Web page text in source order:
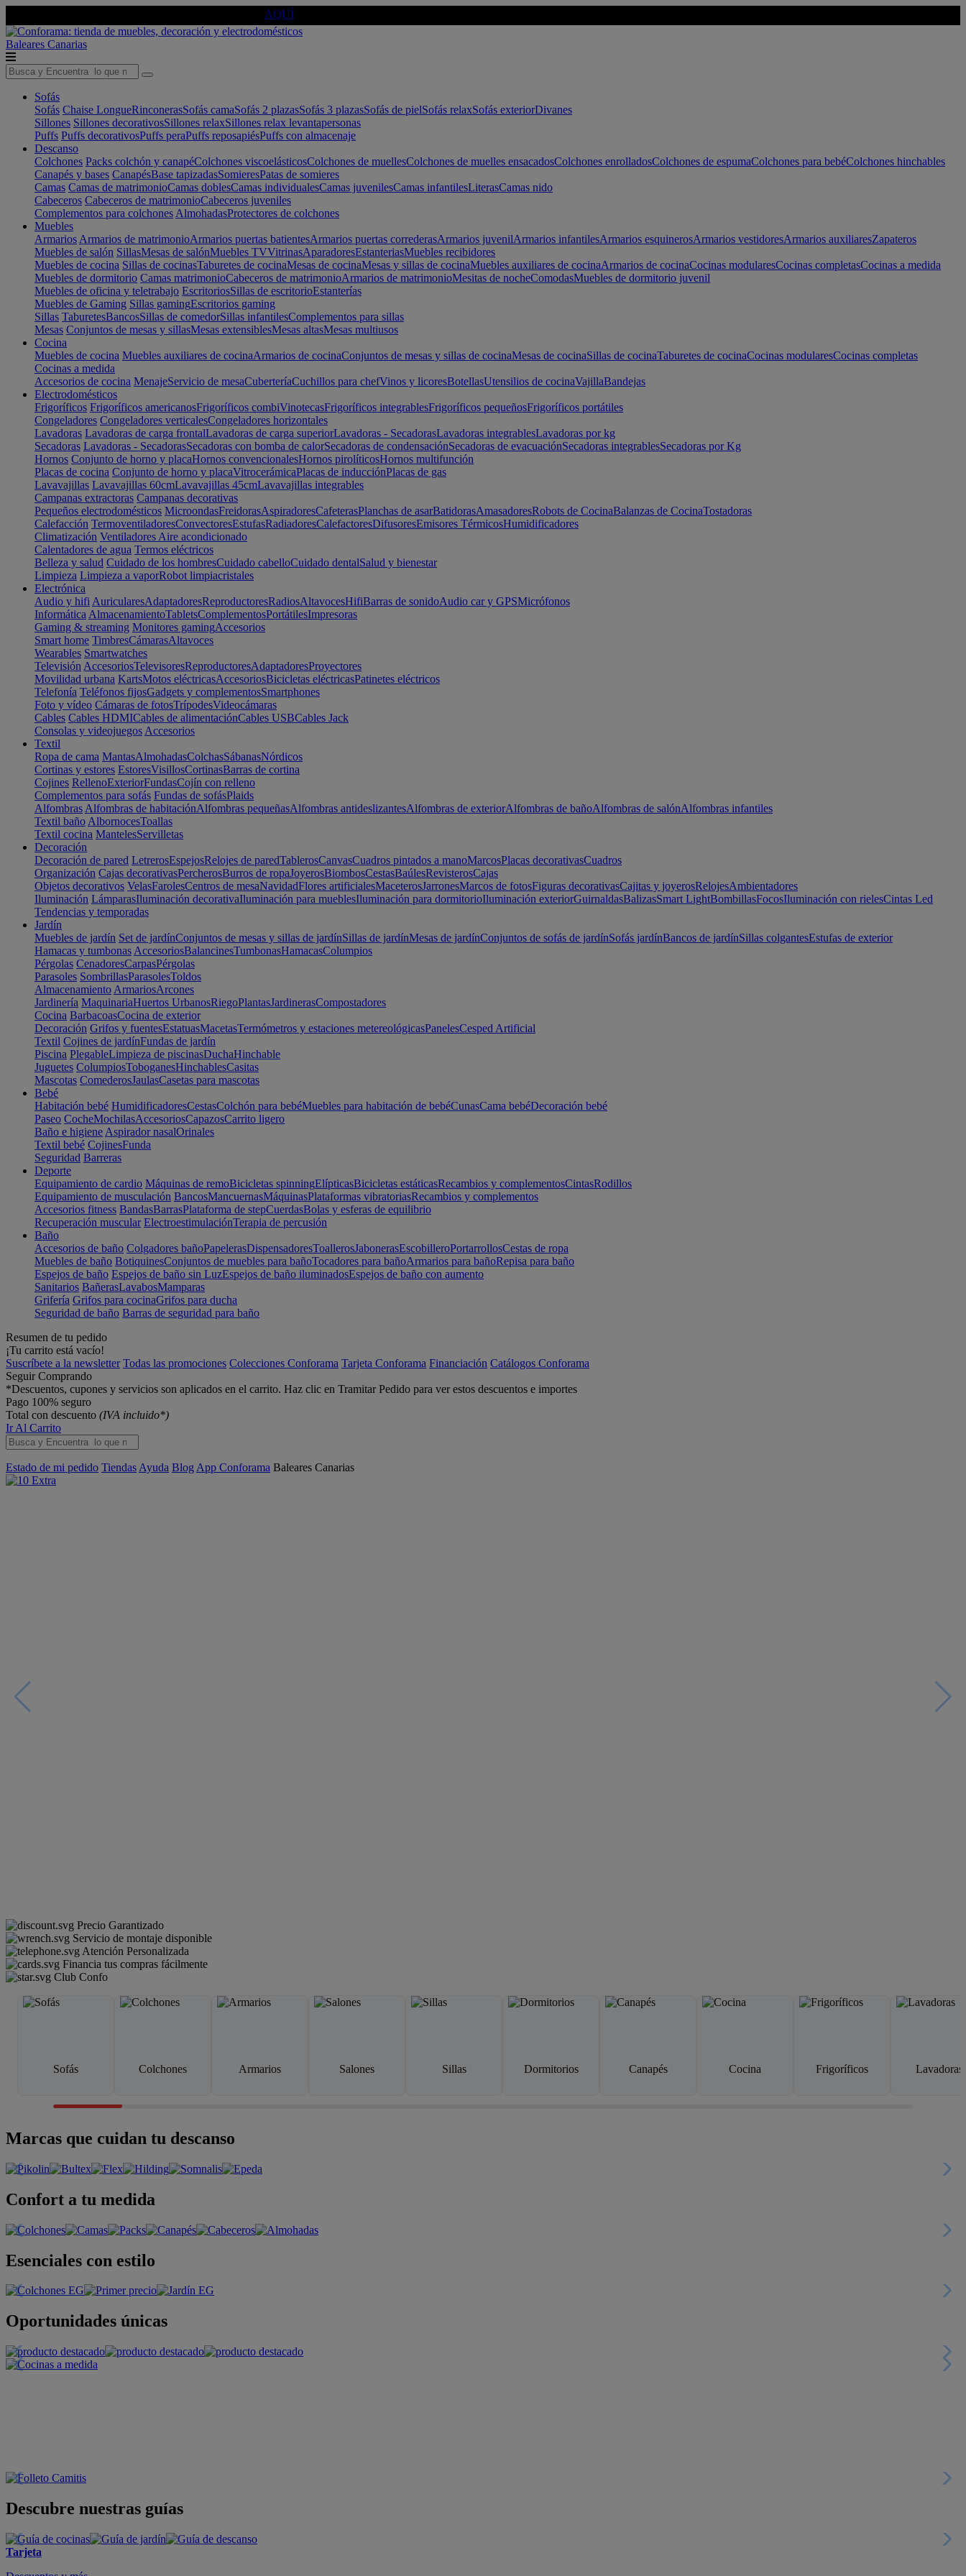
AQUÍ
Baleares Canarias
Sofás
Sofás Chaise LongueRinconerasSofás camaSofás 2 plazasSofás 3 plazasSofás de pielSofás relaxSofás exteriorDivanes
Sillones Sillones decorativosSillones relaxSillones relax levantapersonas
Puffs Puffs decorativosPuffs peraPuffs reposapiésPuffs con almacenaje
Descanso
Colchones Packs colchón y canapéColchones viscoelásticosColchones de muellesColchones de muelles ensacadosColchones enrolladosColchones de espumaColchones para bebéColchones hinchables
Canapés y bases CanapésBase tapizadasSomieresPatas de somieres
Camas Camas de matrimonioCamas doblesCamas individualesCamas juvenilesCamas infantilesLiterasCamas nido
Cabeceros Cabeceros de matrimonioCabeceros juveniles
Complementos para colchones AlmohadasProtectores de colchones
Muebles
Armarios Armarios de matrimonioArmarios puertas batientesArmarios puertas correderasArmarios juvenilArmarios infantilesArmarios esquinerosArmarios vestidoresArmarios auxiliaresZapateros
Muebles de salón SillasMesas de salónMuebles TVVitrinasAparadoresEstanteriasMuebles recibidores
Muebles de cocina Sillas de cocinasTaburetes de cocinaMesas de cocinaMesas y sillas de cocinaMuebles auxiliares de cocinaArmarios de cocinaCocinas modularesCocinas completasCocinas a medida
Muebles de dormitorio Camas matrimonioCabeceros de matrimonioArmarios de matrimonioMesitas de nocheComodasMuebles de dormitorio juvenil
Muebles de oficina y teletrabajo EscritoriosSillas de escritorioEstanterías
Muebles de Gaming Sillas gamingEscritorios gaming
Sillas TaburetesBancosSillas de comedorSillas infantilesComplementos para sillas
Mesas Conjuntos de mesas y sillasMesas extensiblesMesas altasMesas multiusos
Cocina
Muebles de cocina Muebles auxiliares de cocinaArmarios de cocinaConjuntos de mesas y sillas de cocinaMesas de cocinaSillas de cocinaTaburetes de cocinaCocinas modularesCocinas completas
Cocinas a medida
Accesorios de cocina MenajeServicio de mesaCuberteríaCuchillos para chefVinos y licoresBotellasUtensilios de cocinaVajillaBandejas
Electrodomésticos
Frigoríficos Frigoríficos americanosFrigoríficos combiVinotecasFrigoríficos integrablesFrigoríficos pequeñosFrigoríficos portátiles
Congeladores Congeladores verticalesCongeladores horizontales
Lavadoras Lavadoras de carga frontalLavadoras de carga superiorLavadoras - SecadorasLavadoras integrablesLavadoras por kg
Secadoras Lavadoras - SecadorasSecadoras con bomba de calorSecadoras de condensaciónSecadoras de evacuaciónSecadoras integrablesSecadoras por Kg
Hornos Conjunto de horno y placaHornos convencionalesHornos pirolíticosHornos multifunción
Placas de cocina Conjunto de horno y placaVitrocerámicaPlacas de inducciónPlacas de gas
Lavavajillas Lavavajillas 60cmLavavajillas 45cmLavavajillas integrables
Campanas extractoras Campanas decorativas
Pequeños electrodomésticos MicroondasFreidorasAspiradoresCafeterasPlanchas de asarBatidorasAmasadoresRobots de CocinaBalanzas de CocinaTostadoras
Calefacción TermoventiladoresConvectoresEstufasRadiadoresCalefactoresDifusoresEmisores TérmicosHumidificadores
Climatización Ventiladores Aire acondicionado
Calentadores de agua Termos eléctricos
Belleza y salud Cuidado de los hombresCuidado cabelloCuidado dentalSalud y bienestar
Limpieza Limpieza a vaporRobot limpiacristales
Electrónica
Audio y hifi AuricularesAdaptadoresReproductoresRadiosAltavocesHifiBarras de sonidoAudio car y GPSMicrófonos
Informática AlmacenamientoTabletsComplementosPortátilesImpresoras
Gaming & streaming Monitores gamingAccesorios
Smart home TimbresCámarasAltavoces
Wearables Smartwatches
Televisión AccesoriosTelevisoresReproductoresAdaptadoresProyectores
Movilidad urbana KartsMotos eléctricasAccesoriosBicicletas eléctricasPatinetes eléctricos
Telefonía Teléfonos fijosGadgets y complementosSmartphones
Foto y vídeo Cámaras de fotosTrípodesVideocámaras
Cables Cables HDMICables de alimentaciónCables USBCables Jack
Consolas y videojuegos Accesorios
Textil
Ropa de cama MantasAlmohadasColchasSábanasNórdicos
Cortinas y estores EstoresVisillosCortinasBarras de cortina
Cojines RellenoExteriorFundasCojín con relleno
Complementos para sofás Fundas de sofásPlaids
Alfombras Alfombras de habitaciónAlfombras pequeñasAlfombras antideslizantesAlfombras de exteriorAlfombras de bañoAlfombras de salónAlfombras infantiles
Textil baño AlbornocesToallas
Textil cocina MantelesServilletas
Decoración
Decoración de pared LetrerosEspejosRelojes de paredTablerosCanvasCuadros pintados a manoMarcosPlacas decorativasCuadros
Organización Cajas decorativasPercherosBurros de ropaJoyerosBiombosCestasBaúlesRevisterosCajas
Objetos decorativos VelasFarolesCentros de mesaNavidadFlores artificialesMaceterosJarronesMarcos de fotosFiguras decorativasCajitas y joyerosRelojesAmbientadores
Iluminación LámparasIluminación decorativaIluminación para mueblesIluminación para dormitorioIluminación exteriorGuirnaldasBalizasSmart LightBombillasFocosIluminación con rielesCintas Led
Tendencias y temporadas
Jardín
Muebles de jardín Set de jardínConjuntos de mesas y sillas de jardínSillas de jardínMesas de jardínConjuntos de sofás de jardínSofás jardínBancos de jardínSillas colgantesEstufas de exterior
Hamacas y tumbonas AccesoriosBalancinesTumbonasHamacasColumpios
Pérgolas CenadoresCarpasPérgolas
Parasoles SombrillasParasolesToldos
Almacenamiento ArmariosArcones
Jardinería MaquinariaHuertos UrbanosRiegoPlantasJardinerasCompostadores
Cocina BarbacoasCocina de exterior
Decoración Grifos y fuentesEstatuasMacetasTermómetros y estaciones metereológicasPanelesCesped Artificial
Textil Cojines de jardínFundas de jardín
Piscina PlegableLimpieza de piscinasDuchaHinchable
Juguetes ColumpiosToboganesHinchablesCasitas
Mascotas ComederosJaulasCasetas para mascotas
Bebé
Habitación bebé HumidificadoresCestasColchón para bebéMuebles para habitación de bebéCunasCama bebéDecoración bebé
Paseo CocheMochilasAccesoriosCapazosCarrito ligero
Baño e higiene Aspirador nasalOrinales
Textil bebé CojinesFunda
Seguridad Barreras
Deporte
Equipamiento de cardio Máquinas de remoBicicletas spinningElípticasBicicletas estáticasRecambios y complementosCintasRodillos
Equipamiento de musculación BancosMancuernasMáquinasPlataformas vibratoriasRecambios y complementos
Accesorios fitness BandasBarrasPlataforma de stepCuerdasBolas y esferas de equilibrio
Recuperación muscular ElectroestimulaciónTerapia de percusión
Baño
Accesorios de baño Colgadores bañoPapelerasDispensadoresToallerosJabonerasEscobilleroPortarrollosCestas de ropa
Muebles de baño BotiquinesConjuntos de muebles para bañoTocadores para bañoArmarios para bañoRepisa para baño
Espejos de baño Espejos de baño sin LuzEspejos de baño iluminadosEspejos de baño con aumento
Sanitarios BañerasLavabosMamparas
Grifería Grifos para cocinaGrifos para ducha
Seguridad de baño Barras de seguridad para baño
Resumen de tu pedido
¡Tu carrito está vacío!
Suscríbete a la newsletter Todas las promociones Colecciones Conforama Tarjeta Conforama Financiación Catálogos Conforama
Seguir Comprando
*Descuentos, cupones y servicios son aplicados en el carrito. Haz clic en Tramitar Pedido para ver estos descuentos e importes
Pago 100% seguro
Total con descuento (IVA incluido*)
Ir Al Carrito
Estado de mi pedido Tiendas Ayuda Blog App Conforama Baleares Canarias
Precio Garantizado
Servicio de montaje disponible
Atención Personalizada
Financia tus compras fácilmente
Club Confo
Sofás Colchones Armarios Salones Sillas Dormitorios Canapés Cocina Frigoríficos Lavadoras
Marcas que cuidan tu descanso
Confort a tu medida
Esenciales con estilo
Oportunidades únicas
Descubre nuestras guías
Tarjeta